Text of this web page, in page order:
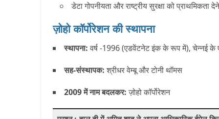
डेटा गोपनीयता और राष्ट्रीय सुरक्षा को प्राथमिकता
ज़ोहो कॉर्पोरेशन की स्थापना
स्थापना: वर्ष -1996 (एडवेंटनेट इंक के रूप में), चेन्नई के
सह-संस्थापक: श्रीधर वेम्बू और टोनी थॉमस
2009 में नाम बदलकर: ज़ोहो कॉर्पोरेशन